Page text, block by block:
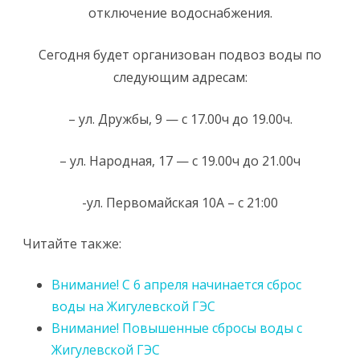
отключение водоснабжения.
Сегодня будет организован подвоз воды по
следующим адресам:
– ул. Дружбы, 9 — с 17.00ч до 19.00ч.
– ул. Народная, 17 — с 19.00ч до 21.00ч
-ул. Первомайская 10А – с 21:00
Читайте также:
Внимание! С 6 апреля начинается сброс
воды на Жигулевской ГЭС
Внимание! Повышенные сбросы воды с
Жигулевской ГЭС